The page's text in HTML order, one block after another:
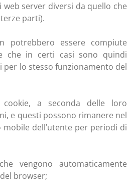
server diversi da quello che
parti).
potrebbero essere compiute
che in certi casi sono quindi
per lo stesso funzionamento del
a seconda delle loro
e questi possono rimanere nel
dell’utente per periodi di
vengono automaticamente
browser;